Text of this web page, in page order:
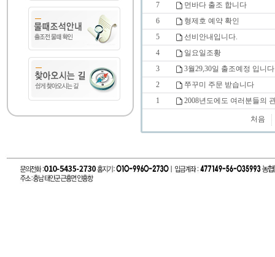
7
먼바다 출조 합니다
6
형제호 예약 확인
5
선비안내입니다.
4
일요일조황
3
3월29,30일 출조예정 입니다
2
쭈꾸미 주문 받습니다
1
2008년도에도 여러분들의
처음